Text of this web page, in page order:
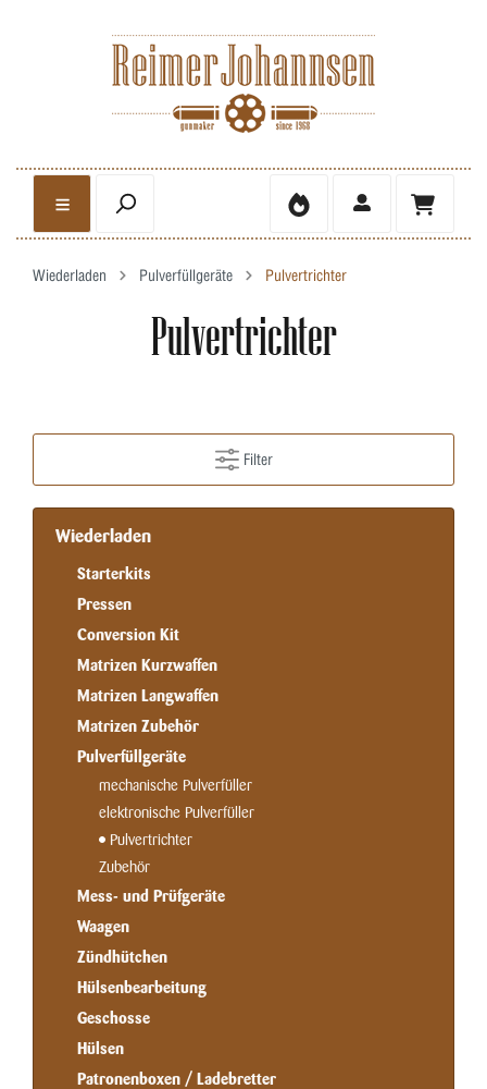
Wiederladen Pulverfüllgeräte Pulvertrichter
Pulvertrichter
Filter
Wiederladen
Starterkits
Pressen
Conversion Kit
Matrizen Kurzwaffen
Matrizen Langwaffen
Matrizen Zubehör
Pulverfüllgeräte
mechanische Pulverfüller
elektronische Pulverfüller
Pulvertrichter
Zubehör
Mess- und Prüfgeräte
Waagen
Zündhütchen
Hülsenbearbeitung
Geschosse
Hülsen
Patronenboxen / Ladebretter